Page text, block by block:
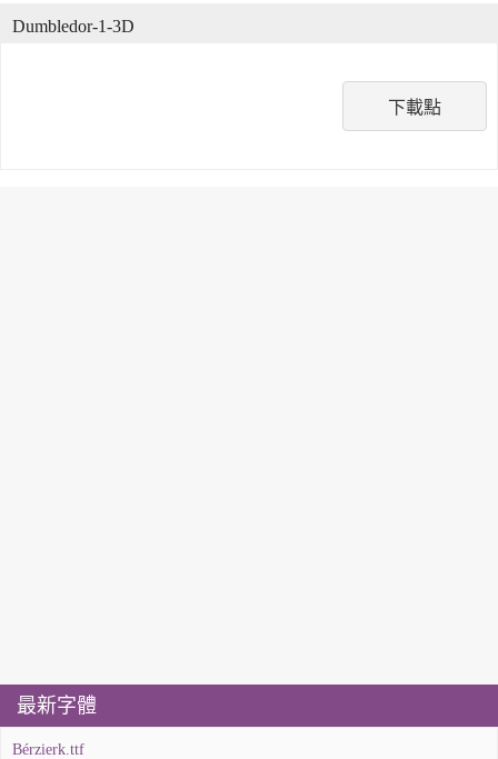
下載點
Dumbledor-1-3D
最新字體
Bérzierk.ttf